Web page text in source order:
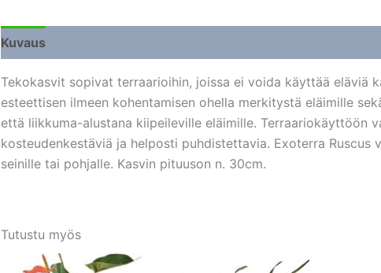
Kuvaus
Tekokasvit sopivat terraarioihin, joissa ei voida käyttää eläviä
esteettisen ilmeen kohentamisen ohella merkitystä eläimille
että liikkuma-alustana kiipeileville eläimille. Terraariokäyttöön
kosteudenkestäviä ja helposti puhdistettavia. Exoterra Ruscus
seinille tai pohjalle. Kasvin pituuson n. 30cm.
Tutustu myös